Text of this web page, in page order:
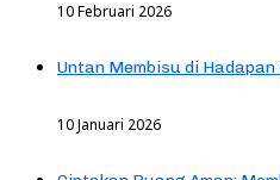
10 Februari 2026
Untan Membisu di
10 Januari 2026